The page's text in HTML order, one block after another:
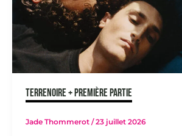
TERRENOIRE + PREMIÈRE PARTIE
Jade Thommerot /23 juillet 2026